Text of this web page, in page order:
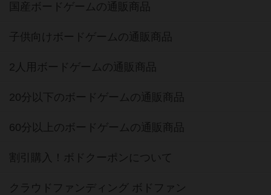
国産ボードゲームの通販商品
子供向けボードゲームの通販商品
2人用ボードゲームの通販商品
20分以下のボードゲームの通販商品
60分以上のボードゲームの通販商品
割引購入！ボドクーポンについて
クラウドファンディング ボドファン